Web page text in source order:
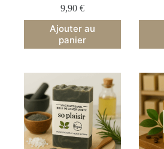
9,90€
Ajouter au
panier